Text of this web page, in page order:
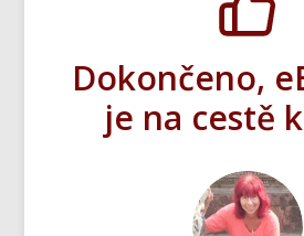
Dokončeno,
je na cestě